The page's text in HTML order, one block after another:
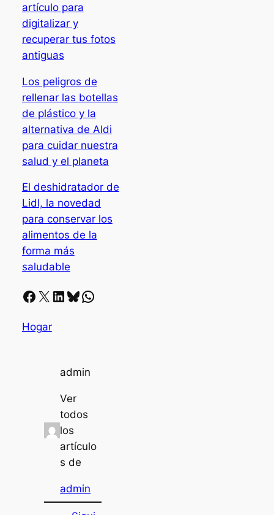
artículo para
digitalizar y
recuperar tus fotos
antiguas
Los peligros de
rellenar las botellas
de plástico y la
alternativa de Aldi
para cuidar nuestra
salud y el planeta
El deshidratador de
Lidl, la novedad
para conservar los
alimentos de la
forma más
saludable
Facebook X LinkedIn Bluesky Whatsapp
Hogar
admin
Ver
todos
los
artículo
s de
admin